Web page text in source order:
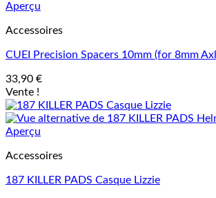
Aperçu
Accessoires
CUEI Precision Spacers 10mm (for 8mm
33,90 €
Vente !
Aperçu
Accessoires
187 KILLER PADS Casque Lizzie